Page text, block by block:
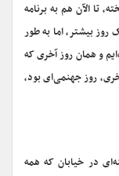
تا الآن هم به برنامه
روز بیشتر، اما به طور
و همان روز آخری که
روز جهنمی‌ای بود،
در خیابان که همه